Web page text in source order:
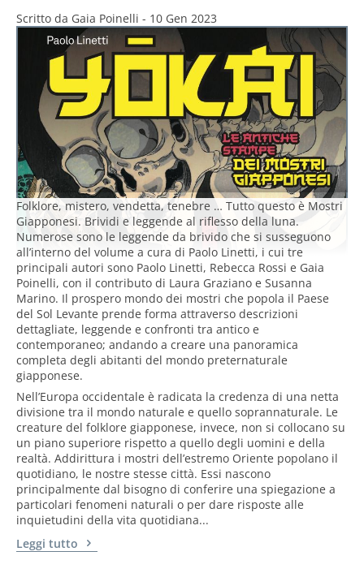
Scritto da Gaia Poinelli - 10 Gen 2023
Folklore, mistero, vendetta, tenebre … Tutto questo è Mostri
Giapponesi. Brividi e leggende al riflesso della luna.
Numerose sono le leggende da brivido che si susseguono
all’interno del volume a cura di Paolo Linetti, i cui tre
principali autori sono Paolo Linetti, Rebecca Rossi e Gaia
Poinelli, con il contributo di Laura Graziano e Susanna
Marino. Il prospero mondo dei mostri che popola il Paese
del Sol Levante prende forma attraverso descrizioni
dettagliate, leggende e confronti tra antico e
contemporaneo; andando a creare una panoramica
completa degli abitanti del mondo preternaturale
giapponese.
Nell’Europa occidentale è radicata la credenza di una netta
divisione tra il mondo naturale e quello soprannaturale. Le
creature del folklore giapponese, invece, non si collocano su
un piano superiore rispetto a quello degli uomini e della
realtà. Addirittura i mostri dell’estremo Oriente popolano il
quotidiano, le nostre stesse città. Essi nascono
principalmente dal bisogno di conferire una spiegazione a
particolari fenomeni naturali o per dare risposte alle
inquietudini della vita quotidiana...
Leggi tutto